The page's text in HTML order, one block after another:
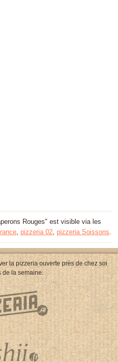
Rouges" est visible via les
, pizzeria 02, pizzeria Soissons.
la pizzeria ouverte près de chez soi
de la semaine.